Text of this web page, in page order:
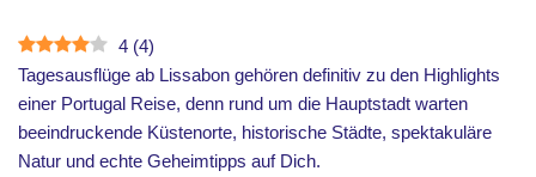
4 (4)
Tagesausflüge ab Lissabon gehören definitiv zu den Highlights
einer Portugal Reise, denn rund um die Hauptstadt warten
beeindruckende Küstenorte, historische Städte, spektakuläre
Natur und echte Geheimtipps auf Dich.